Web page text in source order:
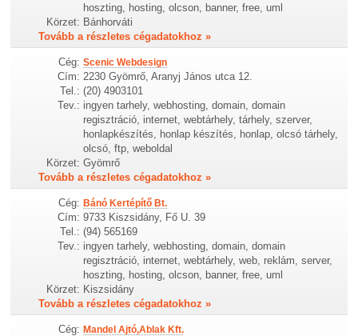
hoszting, hosting, olcson, banner, free, uml
Körzet: Bánhorváti
Tovább a részletes cégadatokhoz »
Cég: Scenic Webdesign
Cím: 2230 Gyömrő, Aranyj János utca 12.
Tel.: (20) 4903101
Tev.: ingyen tarhely, webhosting, domain, domain
regisztráció, internet, webtárhely, tárhely, szerver,
honlapkészítés, honlap készítés, honlap, olcsó tárhely,
olcsó, ftp, weboldal
Körzet: Gyömrő
Tovább a részletes cégadatokhoz »
Cég: Bánó Kertépítő Bt.
Cím: 9733 Kiszsidány, Fő U. 39
Tel.: (94) 565169
Tev.: ingyen tarhely, webhosting, domain, domain
regisztráció, internet, webtárhely, web, reklám, server,
hoszting, hosting, olcson, banner, free, uml
Körzet: Kiszsidány
Tovább a részletes cégadatokhoz »
Cég: Mandel Ajtó,Ablak Kft.